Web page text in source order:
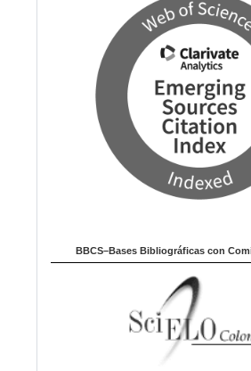
BBCS–Bases Bibliográficas con